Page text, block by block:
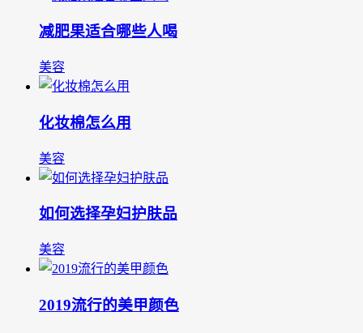
减肥果适合哪些人喝
美容
化妆棉怎么用
美容
如何选择孕妇护肤品
美容
2019流行的美甲颜色